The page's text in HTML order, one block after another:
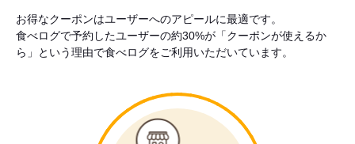
お得なクーポンはユーザーへのアピールに最適です。
食べログで予約したユーザーの約30%が「クーポンが使えるか
ら」という理由で食べログをご利用いただいています。